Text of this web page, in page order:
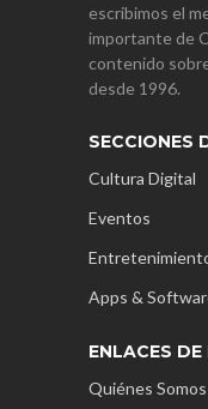
escribimos el
importante de
contenido
desde 1996.
SECCIONES
Cultura Digital
Eventos
Apps &
ENLACES DE
Quiénes Somos